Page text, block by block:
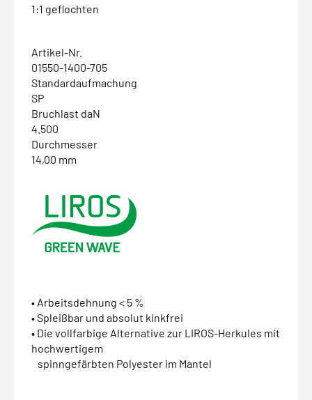
1:1 geflochten
Artikel-Nr.
01550-1400-705
Standardaufmachung
SP
Bruchlast daN
4.500
Durchmesser
14,00 mm
• Arbeitsdehnung < 5 %
• Spleißbar und absolut kinkfrei
• Die vollfarbige Alternative zur LIROS-Herkules mit
hochwertigem
spinngefärbten Polyester im Mantel